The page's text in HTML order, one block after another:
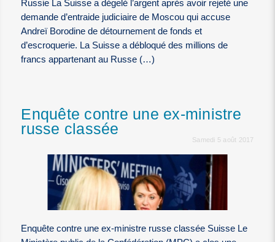
Russie La Suisse a dégelé l’argent après avoir rejeté une
demande d’entraide judiciaire de Moscou qui accuse
Andreï Borodine de détournement de fonds et
d’escroquerie. La Suisse a débloqué des millions de
francs appartenant au Russe (…)
Enquête contre une ex-ministre
russe classée
Samedi 5 août 2017
Enquête contre une ex-ministre russe classée Suisse Le